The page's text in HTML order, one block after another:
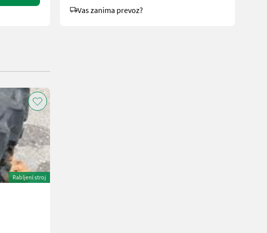
Vas zanima prevoz?
Rabljeni stroj